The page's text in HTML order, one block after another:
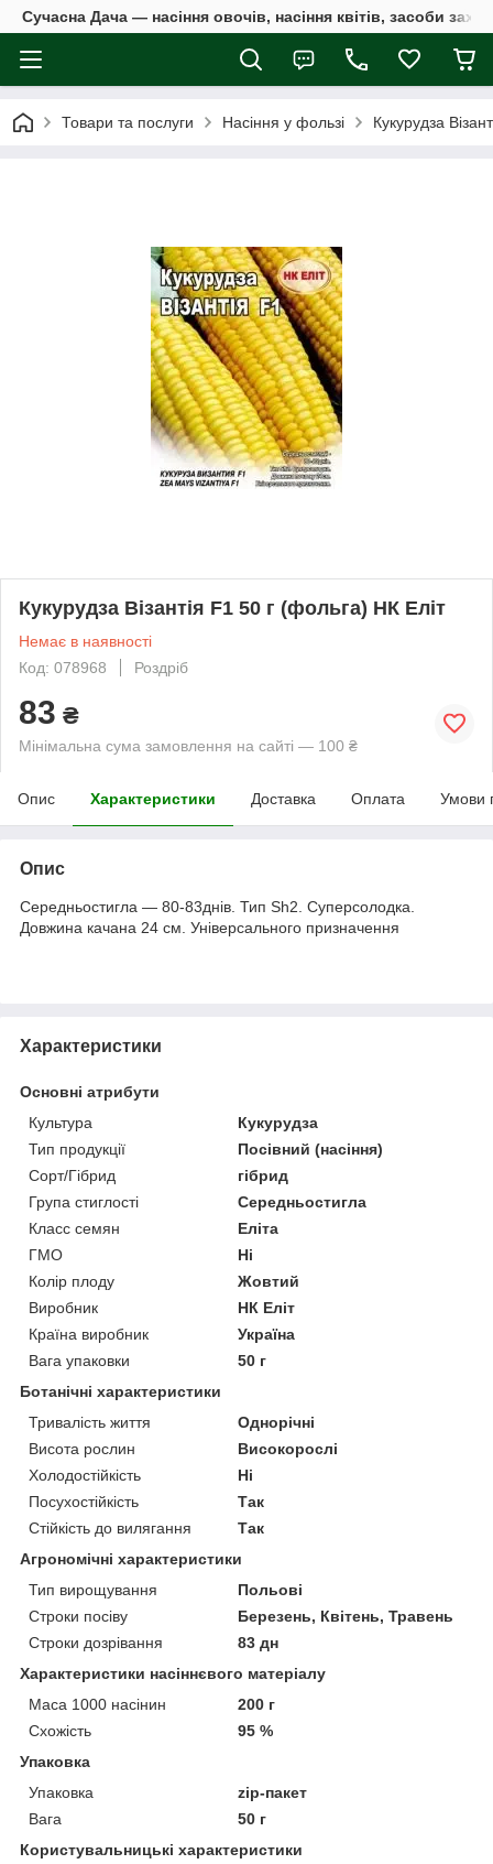
Сучасна Дача — насіння овочів, насіння квітів, засоби
Товари та послуги Насіння у фользі Кукурудза
Кукурудза Візантія F1 50 г (фольга) НК Еліт
Немає в наявності
Код: 078968
Роздріб
83 ₴
Мінімальна сума замовлення на сайті — 100 ₴
Опис Характеристики Доставка Оплата Умови
Опис
Середньостигла — 80-83днів. Тип Sh2. Суперсолодка.
Довжина качана 24 см. Універсального призначення
Характеристики
Основні атрибути
Культура
Кукурудза
Тип продукції
Посівний (насіння)
Сорт/Гібрид
гібрид
Група стиглості
Середньостигла
Класс семян
Еліта
ГМО
Ні
Колір плоду
Жовтий
Виробник
НК Еліт
Країна виробник
Україна
Вага упаковки
50 г
Ботанічні характеристики
Тривалість життя
Однорічні
Висота рослин
Високорослі
Холодостійкість
Ні
Посухостійкість
Так
Стійкість до вилягання
Так
Агрономічні характеристики
Тип вирощування
Польові
Строки посіву
Березень, Квітень, Травень
Строки дозрівання
83 дн
Характеристики насіннєвого матеріалу
Маса 1000 насінин
200 г
Схожість
95 %
Упаковка
Упаковка
zip-пакет
Вага
50 г
Користувальницькі характеристики